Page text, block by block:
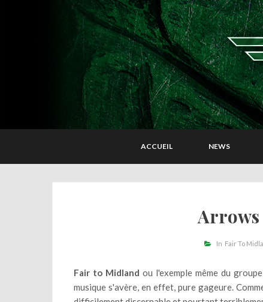
ACCUEIL NEWS
Arrows
In Fair To
Fair to Midland ou l'exemple même du
musique s'avère, en effet, pure gageure.